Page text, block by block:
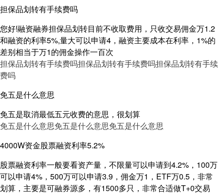
担保品划转有手续费吗
您好!融资融券担保品划转目前不收取费用，只收交易佣金万1.2
和融资的利率5%,量大可以申请4，融资主要成本在利率，1%的
差别相当于万1的佣金操作一百次
担保品划转有手续费吗担保品划转有手续费吗担保品划转有手续
费吗
免五是什么意思
免五是取消最低五元收费的意思，很划算
免五是什么意思免五是什么意思免五是什么意思
4000W资金股票融资利率5.2%
股票融资利率一般要看资产量，不限量可以申请到4.2%，100万
可以申请4%，500万可以申请3.9，佣金万1，ETF万0.5，非常
划算，主要是可融券源多，有1500多只，非常合适做T+0交易